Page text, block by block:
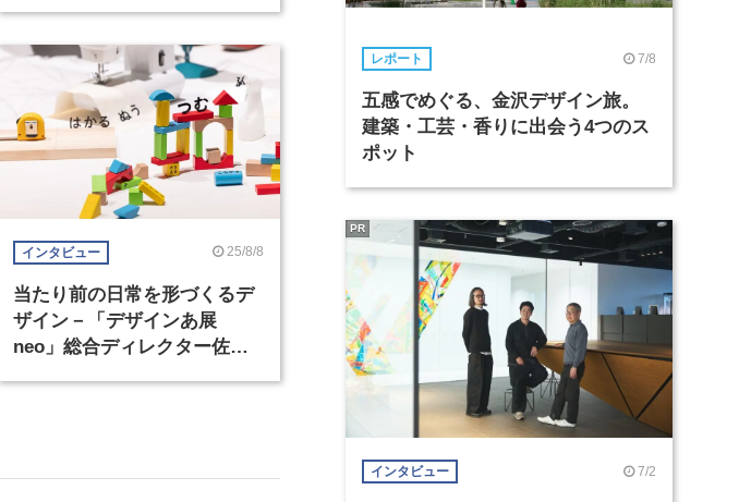
インタビュー 25/8/8
当たり前の日常を形づくるデ
ザイン－「デザインあ展
neo」総合ディレクター佐藤
レポート 7/8
五感でめぐる、金沢デザイン旅。
建築・工芸・香りに出会う4つのス
ポット
インタビュー 7/2
PR